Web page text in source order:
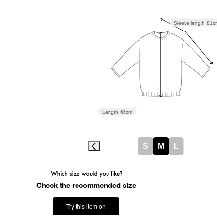
Sleeve length
Length 66cm
S M L
Check the recommended size
Try this item on